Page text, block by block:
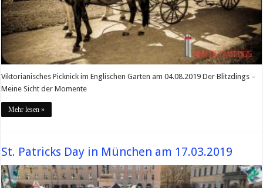
Viktorianisches Picknick im Englischen Garten am 04.08.2019 Der Blitzdings –
Meine Sicht der Momente
Mehr lesen »
St. Patricks Day in München am 17.03.2019